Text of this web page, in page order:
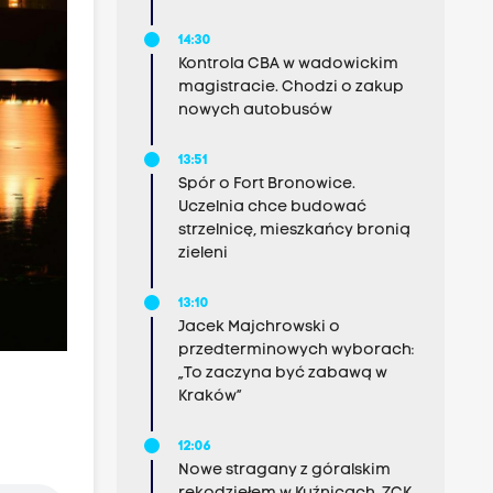
14:30
Kontrola CBA w wadowickim
magistracie. Chodzi o zakup
nowych autobusów
13:51
Spór o Fort Bronowice.
Uczelnia chce budować
strzelnicę, mieszkańcy bronią
zieleni
13:10
Jacek Majchrowski o
przedterminowych wyborach:
„To zaczyna być zabawą w
Kraków”
12:06
Nowe stragany z góralskim